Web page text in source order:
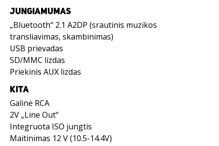
JUNGIAMUMAS
„Bluetooth“ 2.1 A2DP (srautinis muzikos
transliavimas, skambinimas)
USB prievadas
SD/MMC lizdas
Priekinis AUX lizdas
KITA
Galinė RCA
2V „Line Out“
Integruota ISO jungtis
Maitinimas 12 V (10.5-14.4V)